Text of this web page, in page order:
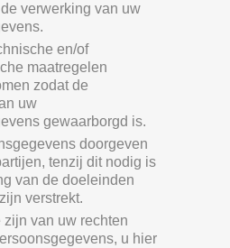
verwerking van uw
en/of
maatregelen
zodat de
uw
gewaarborgd is.
doorgeven
tenzij dit nodig is
van de doeleinden
verstrekt.
zijn van uw rechten
u hier